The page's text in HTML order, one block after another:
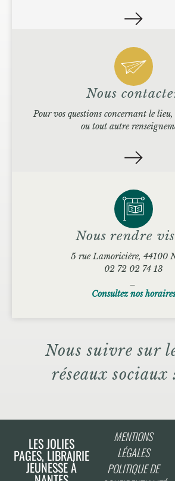
Nous rendre
5 rue Lamoricière, 44100
02 72 02 74 13
Consultez nos horaires
Nous
Pour vos questions concernant le
ou tout autre
Nous suivre sur
réseaux sociaux
LES JOLIES
PAGES, LIBRAIRIE
JEUNESSE À
MENTIONS
LÉGALES
POLITIQUE DE